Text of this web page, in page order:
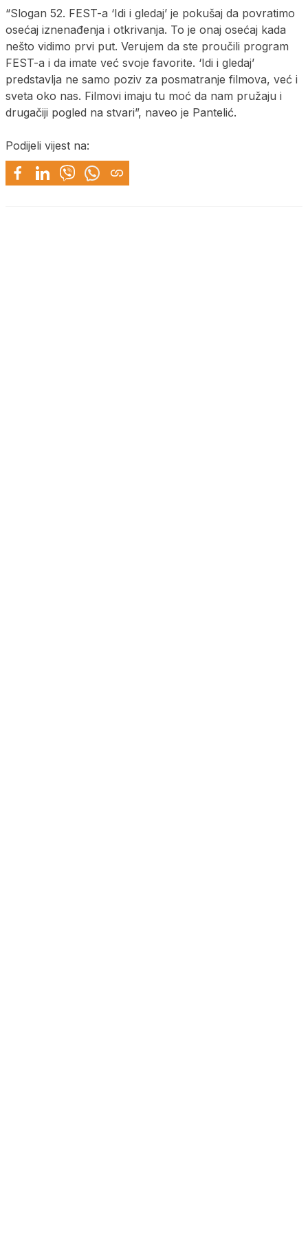
“Slogan 52. FEST-a ‘Idi i gledaj’ je pokušaj da povratimo
osećaj iznenađenja i otkrivanja. To je onaj osećaj kada
nešto vidimo prvi put. Verujem da ste proučili program
FEST-a i da imate već svoje favorite. ‘Idi i gledaj’
predstavlja ne samo poziv za posmatranje filmova, već i
sveta oko nas. Filmovi imaju tu moć da nam pružaju i
drugačiji pogled na stvari”, naveo je Pantelić.
Podijeli vijest na: